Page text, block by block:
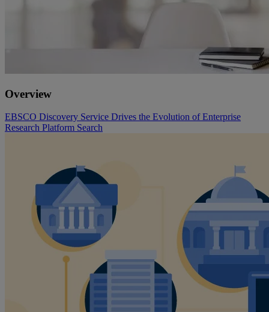
Overview
EBSCO Discovery Service Drives the Evolution of Enterprise
Research Platform Search